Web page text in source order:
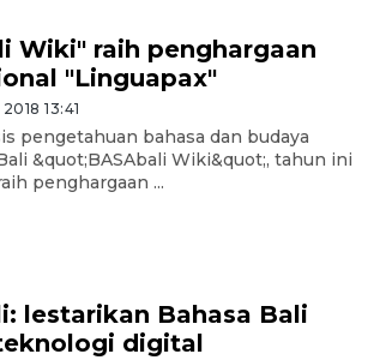
Wiki" raih penghargaan
"Linguapax"
13:41
pengetahuan bahasa dan budaya
&quot;BASAbali Wiki&quot;, tahun ini
penghargaan ...
lestarikan Bahasa Bali
digital